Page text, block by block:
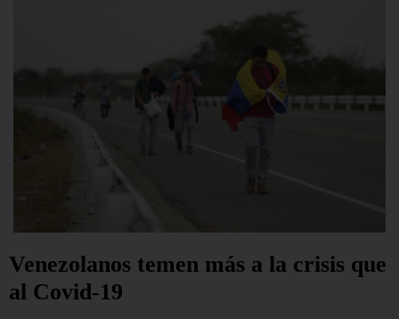
Venezolanos temen más a la crisis que
al Covid-19